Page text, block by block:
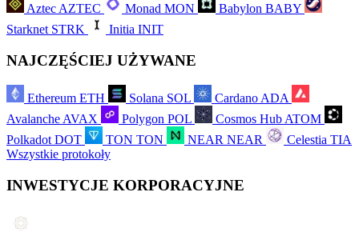
AztecAZTEC Monad MON Babylon BABY
Starknet STRK Initia INIT
NAJCZĘŚCIEJ UŻYWANE
Ethereum ETH Solana SOL Cardano ADA
Avalanche AVAX Polygon POL Cosmos Hub ATOM
Polkadot DOT TON TON NEAR NEAR Celestia TIA
Wszystkie protokoły
INWESTYCJE KORPORACYJNE